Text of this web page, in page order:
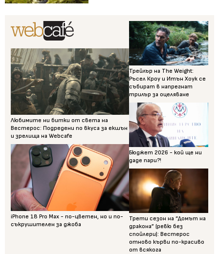
Любимите ни битки от света на
Вестерос: Подредени по вкуса за екшън
и зрелища на Webcafe
iPhone 18 Pro Max - по-цветен, но и по-
съкрушителен за джоба
Трейлър на The Weight:
Ръсел Кроу и Итън Хоук се
събират в напрегнат
трилър за оцеляване
Бюджет 2026 - кой ще ни
даде пари?!
Трети сезон на “Домът на
дракона” (ревю без
спойлери): Вестерос
отново кърви по-красиво
от всякога